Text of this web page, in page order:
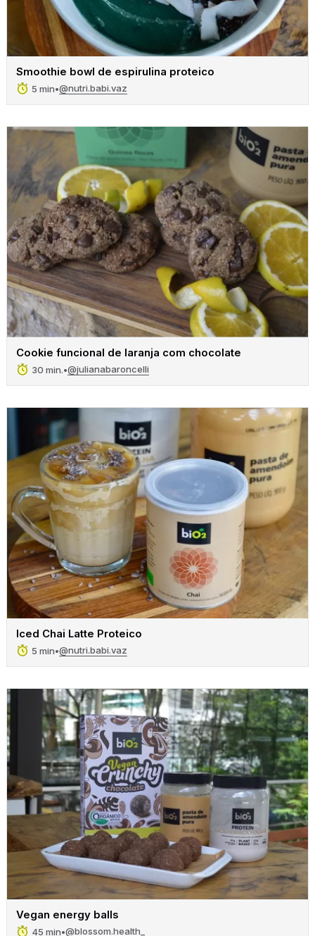
Smoothie bowl de espirulina proteico
5 min•@nutri.babi.vaz
Cookie funcional de laranja com chocolate
30 min.•@julianabaroncelli
Iced Chai Latte Proteico
5 min•@nutri.babi.vaz
Vegan energy balls
45 min•@blossom.health_